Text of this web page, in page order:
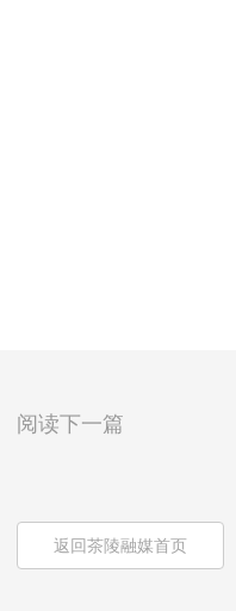
阅读下一篇
返回茶陵融媒首页